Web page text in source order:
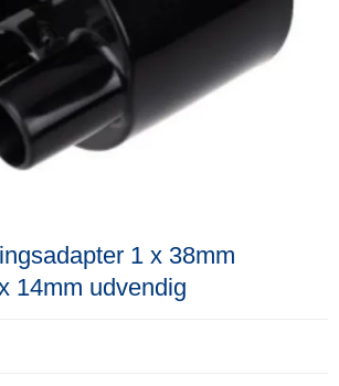
1 x 38mm
14mm udvendig